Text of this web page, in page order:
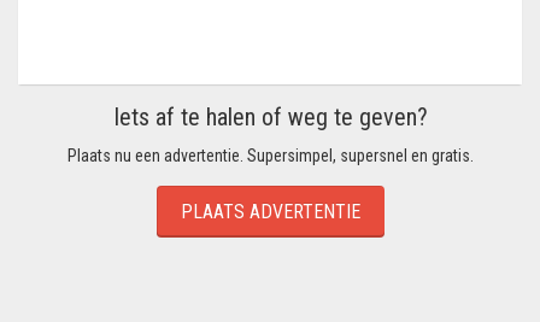
Iets af te halen of weg te geven?
Plaats nu een advertentie. Supersimpel, supersnel en gratis.
PLAATS ADVERTENTIE